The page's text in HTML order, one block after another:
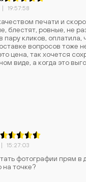
| 19:57:58
печати и
блестят, ровные, не
пару кликов, оплатила,
вопросов тоже
цена, так хочется
виде, а когда это
| 15:27:03
фотографии прям в
на точке?